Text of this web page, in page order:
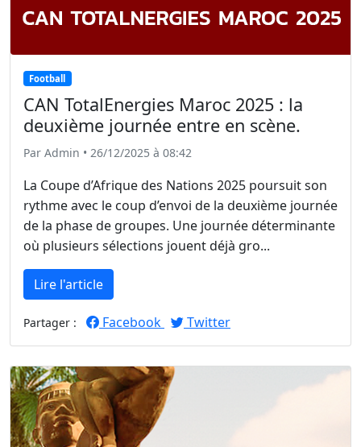
Football
CAN TotalEnergies Maroc 2025 : la
deuxième journée entre en scène.
Par Admin • 26/12/2025 à 08:42
La Coupe d’Afrique des Nations 2025 poursuit son
rythme avec le coup d’envoi de la deuxième journée
de la phase de groupes. Une journée déterminante
où plusieurs sélections jouent déjà gro...
Lire l'article
Partager : Facebook Twitter